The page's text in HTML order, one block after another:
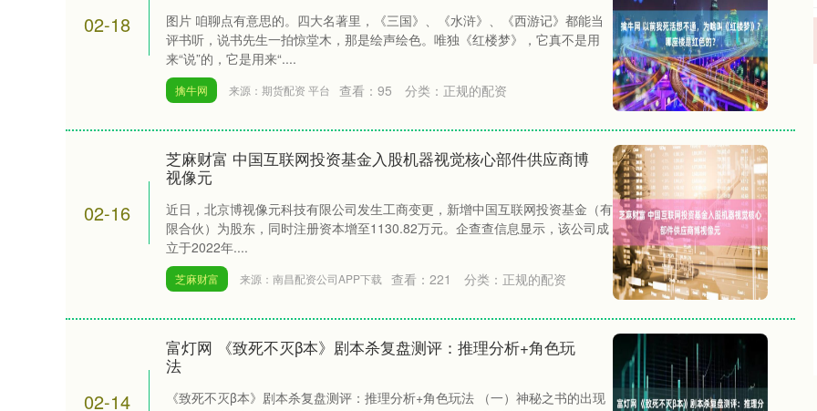
02-18
图片 咱聊点有意思的。四大名著里，《三国》、《水浒》、《西游记》都能当
评书听，说书先生一拍惊堂木，那是绘声绘色。唯独《红楼梦》，它真不是用
来“说”的，它是用来“....
擒牛网 来源：期货配资 平台 查看： 95 分类： 正规的配资
02-16
芝麻财富 中国互联网投资基金入股机器视觉核心部件供应商博
视像元
近日，北京博视像元科技有限公司发生工商变更，新增中国互联网投资基金（有
限合伙）为股东，同时注册资本增至1130.82万元。企查查信息显示，该公司成
立于2022年....
芝麻财富 来源：南昌配资公司APP下载 查看： 221 分类： 正规的配资
02-14
富灯网 《致死不灭β本》剧本杀复盘测评：推理分析+角色玩
法
《致死不灭β本》剧本杀复盘测评：推理分析+角色玩法 （一）神秘之书的出现